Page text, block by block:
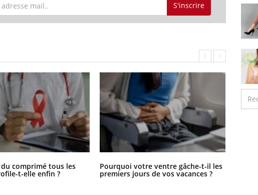
S'inscrire
comprimé tous les
t-elle enfin ?
Pourquoi votre ventre gâche-t-il les
premiers jours de vos vacances ?